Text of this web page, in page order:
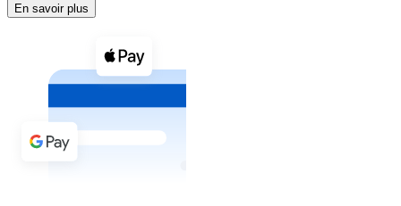
Voir toutes
Coupons crypto
Achetez des cryptomonnaies en espèces et d'autres
Acheter avec espèces
Virement SEPA
En savoir plus